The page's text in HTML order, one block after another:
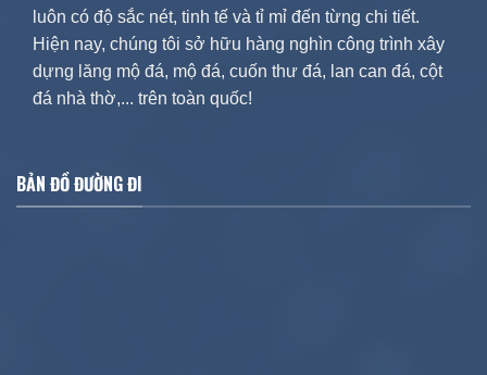
luôn có độ sắc nét, tinh tế và tỉ mỉ đến từng chi tiết.
Hiện nay, chúng tôi sở hữu hàng nghìn công trình xây
dựng lăng mộ đá, mộ đá, cuốn thư đá, lan can đá, cột
đá nhà thờ,... trên toàn quốc!
BẢN ĐỒ ĐƯỜNG ĐI